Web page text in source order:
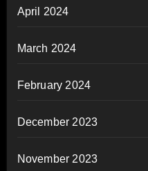
April 2024
March 2024
February 2024
December 2023
November 2023